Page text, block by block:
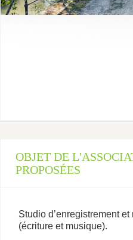
OBJET DE
PROPOSÉES
Studio d’enregistrement
(écriture et musique).